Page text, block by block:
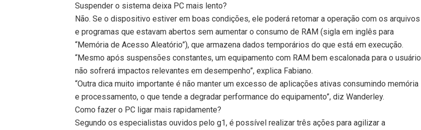
Suspender o sistema deixa PC mais lento?
Não. Se o dispositivo estiver em boas condições, ele poderá retomar a operação com os arquivos
e programas que estavam abertos sem aumentar o consumo de RAM (sigla em inglês para
“Memória de Acesso Aleatório”), que armazena dados temporários do que está em execução.
“Mesmo após suspensões constantes, um equipamento com RAM bem escalonada para o usuário
não sofrerá impactos relevantes em desempenho”, explica Fabiano.
“Outra dica muito importante é não manter um excesso de aplicações ativas consumindo memória
e processamento, o que tende a degradar performance do equipamento”, diz Wanderley.
Como fazer o PC ligar mais rapidamente?
Segundo os especialistas ouvidos pelo g1, é possível realizar três ações para agilizar a